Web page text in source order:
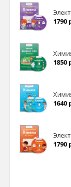
1790
1850
1640
1790